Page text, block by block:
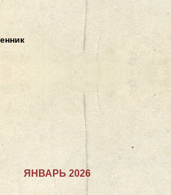
ЯНВАРЬ 2026